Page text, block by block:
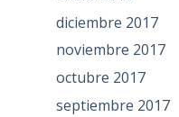
diciembre 2017
noviembre 2017
octubre 2017
septiembre 2017